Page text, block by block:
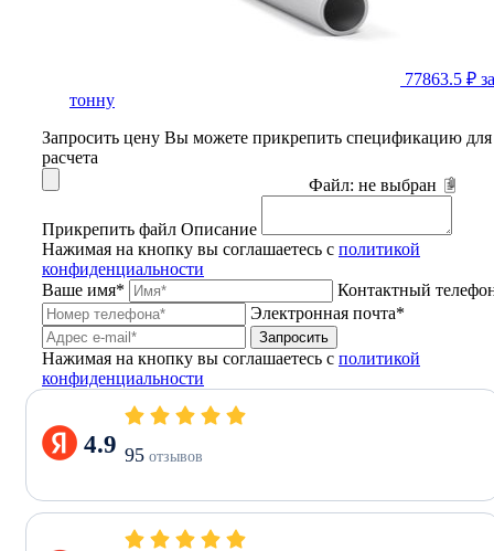
77863.5 ₽ за
тонну
Запросить цену Вы можете прикрепить спецификацию для
расчета
Файл: не выбран
Прикрепить файл Описание
Нажимая на кнопку вы соглашаетесь с политикой
конфиденциальности
Ваше имя*
Контактный
Электронная почта*
Запросить
Нажимая на кнопку вы соглашаетесь с политикой
конфиденциальности
4.9 95 отзывов